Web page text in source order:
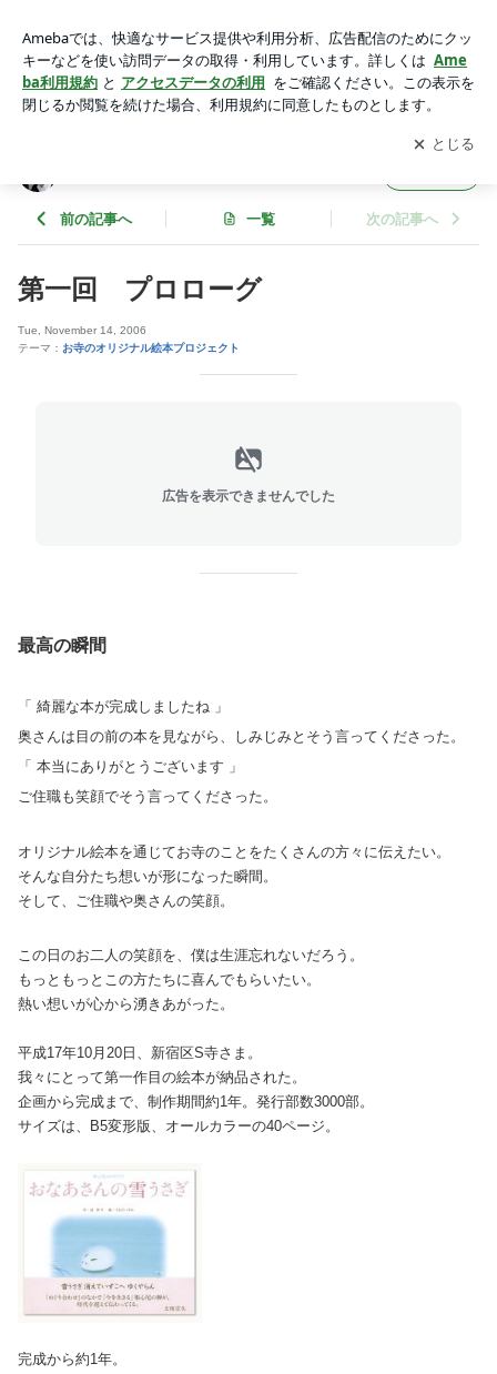
アプリをダウンロードして ブログの更新通知
を受け取りまし
ょう。
開く
前の記事へ 一覧 次の記事へ
第一回 プロローグ
Tue, November 14, 2006
テーマ： お寺のオリジナル絵本プロジェクト
広告を表示できませんでした
最高の瞬間
「 綺麗な本が完成しましたね 」
奥さんは目の前の本を見ながら、しみじみとそう言ってくださった。
「 本当にありがとうございます 」
ご住職も笑顔でそう言ってくださった。
オリジナル絵本を通じてお寺のことをたくさんの方々に伝えたい。
そんな自分たち想いが形になった瞬間。
そして、ご住職や奥さんの笑顔。
この日のお二人の笑顔を、僕は生涯忘れないだろう。
もっともっとこの方たちに喜んでもらいたい。
熱い想いが心から湧きあがった。
平成17年10月20日、新宿区S寺さま。
我々にとって第一作目の絵本が納品された。
企画から完成まで、制作期間約1年。発行部数3000部。
サイズは、B5変形版、オールカラーの40ページ。
完成から約1年。